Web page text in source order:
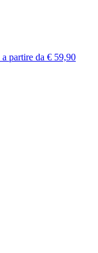
a partire da € 59,90